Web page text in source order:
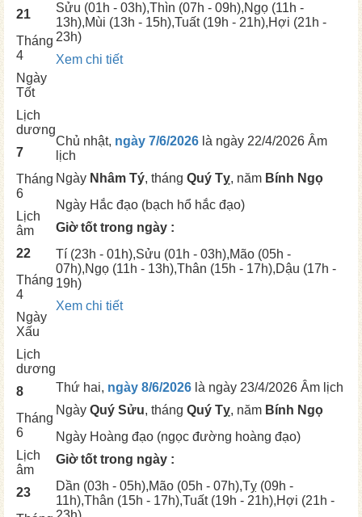
21
Tháng
4
Ngày
Tốt
Sửu (01h - 03h),Thìn (07h - 09h),Ngọ (11h -
13h),Mùi (13h - 15h),Tuất(19h - 21h),Hợi (21h -
23h)
Xem chi tiết
Lịch
dương
7
Tháng
6
Lịch
âm
22
Tháng
4
Ngày
Xấu
Chủ nhật, ngày 7/6/2026 là ngày 22/4/2026 Âm
lịch
Ngày Nhâm Tý, tháng Quý Tỵ, năm Bính Ngọ
Ngày Hắc đạo (bạch hổ hắc đạo)
Giờ tốt trong ngày :
Tí (23h - 01h),Sửu (01h - 03h),Mão (05h -
07h),Ngọ (11h - 13h),Thân (15h - 17h),Dậu (17h -
19h)
Xem chi tiết
Lịch
dương
8
Tháng
6
Lịch
âm
23
Thứ hai, ngày 8/6/2026 là ngày 23/4/2026 Âm lịch
Ngày Quý Sửu, tháng Quý Tỵ, năm Bính Ngọ
Ngày Hoàng đạo (ngọc đường hoàng đạo)
Giờ tốt trong ngày :
Dần (03h - 05h),Mão (05h - 07h),Tỵ (09h -
11h),Thân (15h - 17h),Tuất(19h - 21h),Hợi (21h -